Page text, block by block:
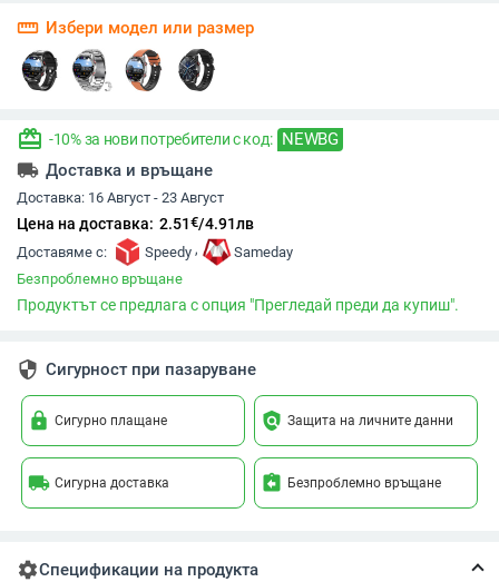
straighten Избери модел или размер
redeem -10% за нови потребители с код: NEWBG
local_shipping Доставка и връщане
Доставка: 16 Август - 23 Август
Цена на доставка: 2.51€/4.91лв
Доставяме с: Speedy ,
Sameday
Безпроблемно връщане
Продуктът се предлага с опция "Прегледай преди да купиш".
security Сигурност при пазаруване
lock Сигурно плащане policy Защита на личните данни
local_shipping Сигурна доставка assignment_return Безпроблемно връщане
settingsСпецификации на продукта